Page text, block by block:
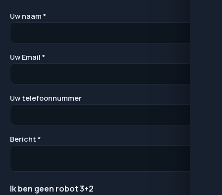
Uw naam *
Uw Email *
Uw telefoonnummer
Bericht *
Ik ben geen robot 3+2